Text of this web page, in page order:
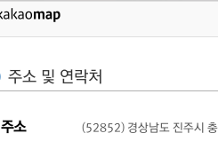
주소 및 연락처
주소 (52852) 경상남도 진주시